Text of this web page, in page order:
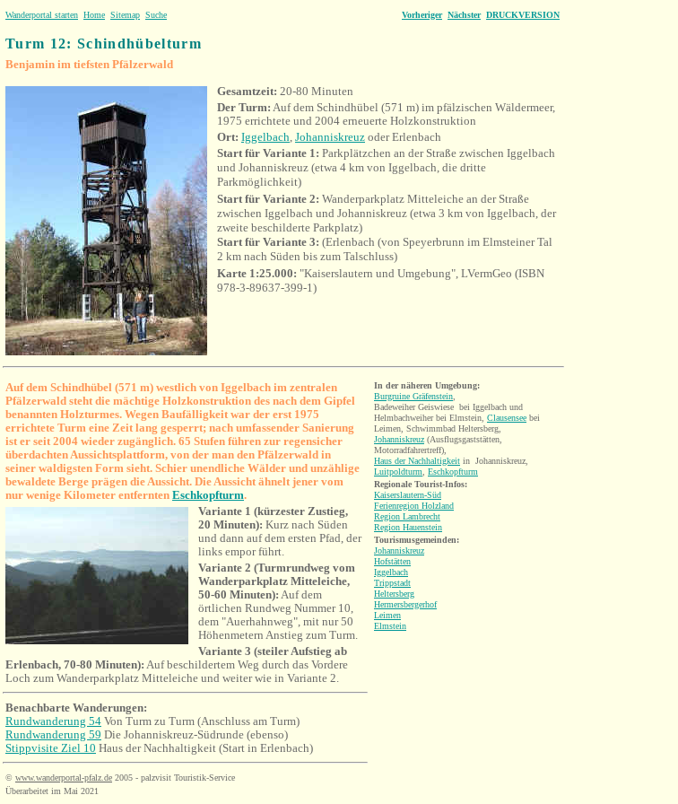
Wanderportal starten Home Sitemap Suche Vorheriger Nächster DRUCKVERSION
Turm 12: Schindhübelturm
Benjamin im tiefsten Pfälzerwald
Gesamtzeit: 20-80 Minuten
Der Turm: Auf dem Schindhübel (571 m) im pfälzischen Wäldermeer,
1975 errichtete und 2004 erneuerte Holzkonstruktion
Ort: Iggelbach, Johanniskreuz oder Erlenbach
Start für Variante 1: Parkplätzchen an der Straße zwischen Iggelbach
und Johanniskreuz (etwa 4 km von Iggelbach, die dritte
Parkmöglichkeit)
Start für Variante 2: Wanderparkplatz Mitteleiche an der Straße
zwischen Iggelbach und Johanniskreuz (etwa 3 km von Iggelbach, der
zweite beschilderte Parkplatz)
Start für Variante 3: (Erlenbach (von Speyerbrunn im Elmsteiner Tal
2 km nach Süden bis zum Talschluss)
Karte 1:25.000: "Kaiserslautern und Umgebung", LVermGeo (ISBN
978-3-89637-399-1)
Auf dem Schindhübel (571 m) westlich von Iggelbach im zentralen
Pfälzerwald steht die mächtige Holzkonstruktion des nach dem Gipfel
benannten Holzturmes. Wegen Baufälligkeit war der erst 1975
errichtete Turm eine Zeit lang gesperrt; nach umfassender Sanierung
ist er seit 2004 wieder zugänglich. 65 Stufen führen zur regensicher
überdachten Aussichtsplattform, von der man den Pfälzerwald in
seiner waldigsten Form sieht. Schier unendliche Wälder und unzählige
bewaldete Berge prägen die Aussicht. Die Aussicht ähnelt jener vom
nur wenige Kilometer entfernten Eschkopfturm.
Variante 1 (kürzester Zustieg,
20 Minuten): Kurz nach Süden
und dann auf dem ersten Pfad, der
links empor führt.
Variante 2 (Turmrundweg vom
Wanderparkplatz Mitteleiche,
50-60 Minuten): Auf dem
örtlichen Rundweg Nummer 10,
dem "Auerhahnweg", mit nur 50
Höhenmetern Anstieg zum Turm.
Variante 3 (steiler Aufstieg ab
Erlenbach, 70-80 Minuten): Auf beschildertem Weg durch das Vordere
Loch zum Wanderparkplatz Mitteleiche und weiter wie in Variante 2.
Benachbarte Wanderungen:
Rundwanderung 54 Von Turm zu Turm (Anschluss am Turm)
Rundwanderung 59 Die Johanniskreuz-Südrunde (ebenso)
Stippvisite Ziel 10 Haus der Nachhaltigkeit (Start in Erlenbach)
© www.wanderportal-pfalz.de 2005 - palzvisit Touristik-Service
Überarbeitet im Mai 2021
In der näheren Umgebung:
Burgruine Gräfenstein
Badeweiher Geiswiese bei Iggelbach und
Helmbachweiher bei Elmstein, Clausensee bei
Leimen, Schwimmbad Heltersberg,
Johanniskreuz (Ausflugsgaststätten,
Motorradfahrertreff),
Haus der Nachhaltigkeit in Johanniskreuz,
Luitpoldturm
Eschkopfturm
Regionale Tourist-Infos:
Kaiserslautern-Süd
Ferienregion Holzland
Region Lambrecht
Region Hauenstein
Tourismusgemeinden:
Johanniskreuz
Hofstätten
Iggelbach
Trippstadt
Heltersberg
Hermersbergerhof
Leimen
Elmstein